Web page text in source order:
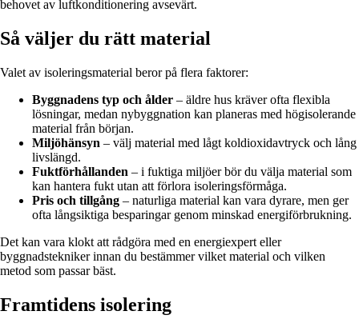
behovet av luftkonditionering avsevärt.
Så väljer du rätt material
Valet av isoleringsmaterial beror på flera faktorer:
Byggnadens typ och ålder – äldre hus kräver ofta flexibla
lösningar, medan nybyggnation kan planeras med högisolerande
material från början.
Miljöhänsyn – välj material med lågt koldioxidavtryck och lång
livslängd.
Fuktförhållanden – i fuktiga miljöer bör du välja material som
kan hantera fukt utan att förlora isoleringsförmåga.
Pris och tillgång – naturliga material kan vara dyrare, men ger
ofta långsiktiga besparingar genom minskad energiförbrukning.
Det kan vara klokt att rådgöra med en energiexpert eller
byggnadstekniker innan du bestämmer vilket material och vilken
metod som passar bäst.
Framtidens isolering